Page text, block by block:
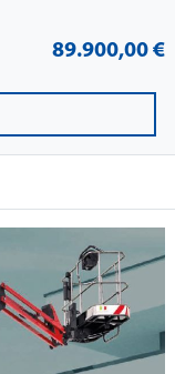
89.900,00 €